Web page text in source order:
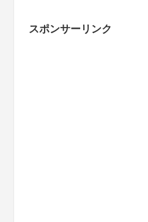
スポンサーリンク